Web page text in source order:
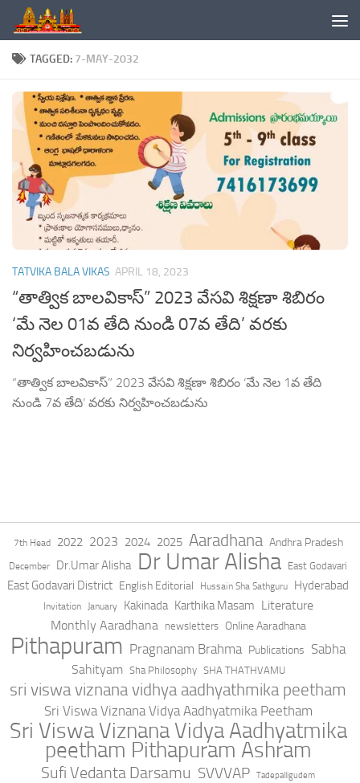
Skip to content
TAGGED: 7-MAY-2032
TATVIKA BALA VIKAS APRIL 18, 2023
“తాత్విక బాలవికాస్” 2023 వేసవి శిక్షణా శిబిరం
‘మే నెల 01వ తేది నుండి 07వ తేది’ వరకు
నిర్వహించబడును
“తాత్విక బాలవికాస్” 2023 వేసవి శిక్షణా శిబిరం ‘మే నెల 1వ తేది
నుండి 7వ తేది’ వరకు నిర్వహించబడును
7th Head 2022 2023 2024 2025 Aaradhana Andhra Pradesh
December Dr.Umar Alisha Dr Umar Alisha East Godavari
East Godavari District English Editorial Hussain Sha Sathguru Hyderabad
Invitation January Kakinada Karthika Masam Literature
Monthly Aaradhana
newsletters Online Aaradhana
Pithapuram Pragnanam Brahma Publications Sabha
Sahityam Sha Philosophy SHA THATHVAMU
sri viswa viznana vidhya aadhyathmika peetham
Sri Viswa Viznana Vidya Aadhyatmika Peetham
Sri Viswa Viznana Vidya Aadhyatmika
peetham Pithapuram Ashram
Sufi Vedanta Darsamu SVVVAP Tadepalligudem